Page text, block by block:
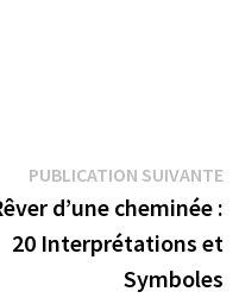
:
PUBLICATION SUIVANTE
d’une cheminée :
20 Interprétations et
Symboles